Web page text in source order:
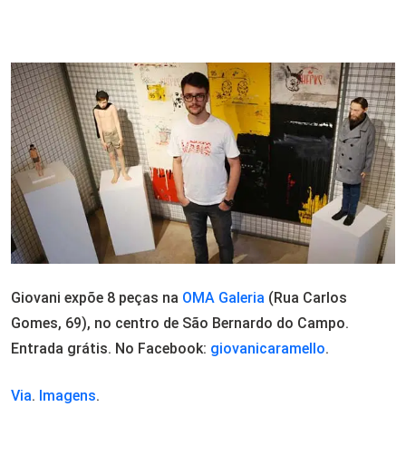
Giovani expõe 8 peças na OMA Galeria (Rua Carlos
Gomes, 69), no centro de São Bernardo do Campo.
Entrada grátis. No Facebook: giovanicaramello.
Via. Imagens.